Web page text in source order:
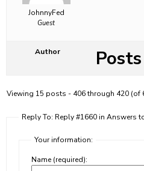
JohnnyFed
Guest
Author Posts
Viewing 15 posts - 406 through 420 (of
Reply To: Reply #1660 in Answers
Your information:
Name (required):